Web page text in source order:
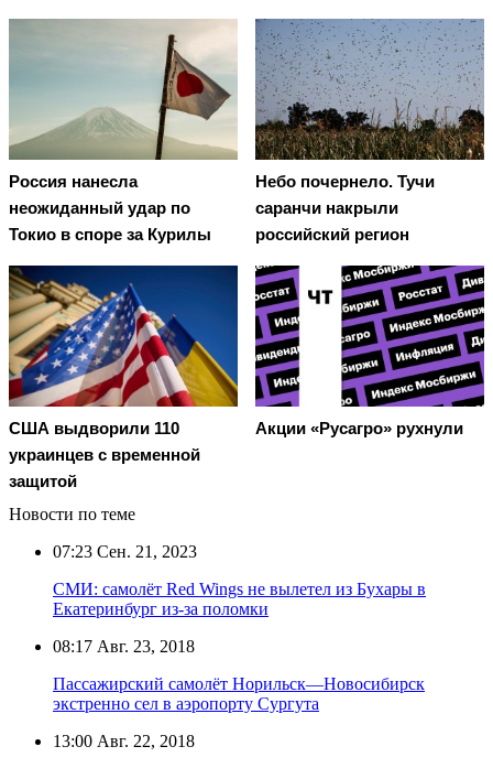
Россия нанесла
неожиданный удар по
Токио в споре за Курилы
Небо почернело. Тучи
саранчи накрыли
российский регион
США выдворили 110
украинцев с временной
защитой
Акции «Русагро» рухнули
Новости по теме
07:23 Сен. 21, 2023
СМИ: самолёт Red Wings не вылетел из Бухары в
Екатеринбург из-за поломки
08:17 Авг. 23, 2018
Пассажирский самолёт Норильск—Новосибирск
экстренно сел в аэропорту Сургута
13:00 Авг. 22, 2018